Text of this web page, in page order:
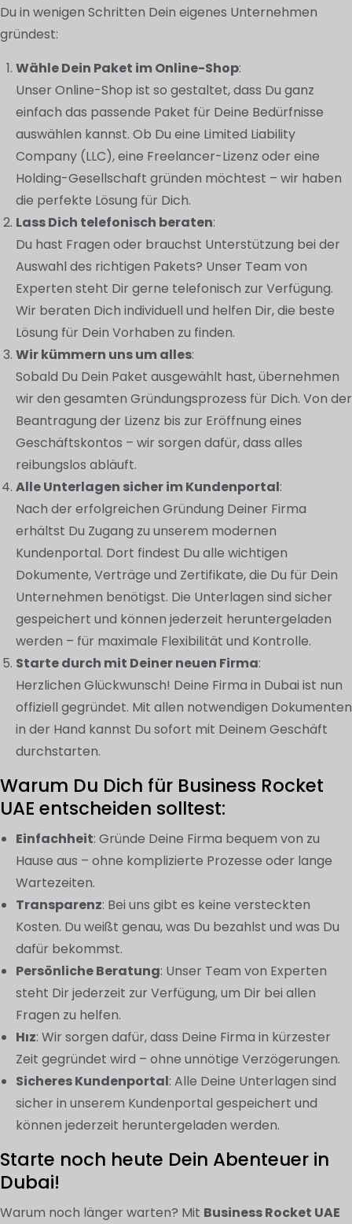
Du in wenigen Schritten Dein eigenes Unternehmen
gründest:
Wähle Dein Paket im Online-Shop:
Unser Online-Shop ist so gestaltet, dass Du ganz
einfach das passende Paket für Deine Bedürfnisse
auswählen kannst. Ob Du eine Limited Liability
Company (LLC), eine Freelancer-Lizenz oder eine
Holding-Gesellschaft gründen möchtest – wir haben
die perfekte Lösung für Dich.
Lass Dich telefonisch beraten:
Du hast Fragen oder brauchst Unterstützung bei der
Auswahl des richtigen Pakets? Unser Team von
Experten steht Dir gerne telefonisch zur Verfügung.
Wir beraten Dich individuell und helfen Dir, die beste
Lösung für Dein Vorhaben zu finden.
Wir kümmern uns um alles:
Sobald Du Dein Paket ausgewählt hast, übernehmen
wir den gesamten Gründungsprozess für Dich. Von der
Beantragung der Lizenz bis zur Eröffnung eines
Geschäftskontos – wir sorgen dafür, dass alles
reibungslos abläuft.
Alle Unterlagen sicher im Kundenportal:
Nach der erfolgreichen Gründung Deiner Firma
erhältst Du Zugang zu unserem modernen
Kundenportal. Dort findest Du alle wichtigen
Dokumente, Verträge und Zertifikate, die Du für Dein
Unternehmen benötigst. Die Unterlagen sind sicher
gespeichert und können jederzeit heruntergeladen
werden – für maximale Flexibilität und Kontrolle.
Starte durch mit Deiner neuen Firma:
Herzlichen Glückwunsch! Deine Firma in Dubai ist nun
offiziell gegründet. Mit allen notwendigen Dokumenten
in der Hand kannst Du sofort mit Deinem Geschäft
durchstarten.
Warum Du Dich für Business Rocket
UAE entscheiden solltest:
Einfachheit: Gründe Deine Firma bequem von zu
Hause aus – ohne komplizierte Prozesse oder lange
Wartezeiten.
Transparenz: Bei uns gibt es keine versteckten
Kosten. Du weißt genau, was Du bezahlst und was Du
dafür bekommst.
Persönliche Beratung: Unser Team von Experten
steht Dir jederzeit zur Verfügung, um Dir bei allen
Fragen zu helfen.
Hız: Wir sorgen dafür, dass Deine Firma in kürzester
Zeit gegründet wird – ohne unnötige Verzögerungen.
Sicheres Kundenportal: Alle Deine Unterlagen sind
sicher in unserem Kundenportal gespeichert und
können jederzeit heruntergeladen werden.
Starte noch heute Dein Abenteuer in
Dubai!
Warum noch länger warten? Mit Business Rocket UAE